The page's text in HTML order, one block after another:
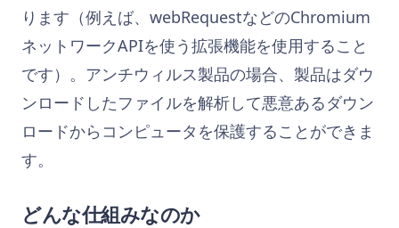
ります（例えば、webRequestなどのChromium
ネットワークAPIを使う拡張機能を使用すること
です）。アンチウィルス製品の場合、製品はダウ
ンロードしたファイルを解析して悪意あるダウン
ロードからコンピュータを保護することができま
す。
どんな仕組みなのか